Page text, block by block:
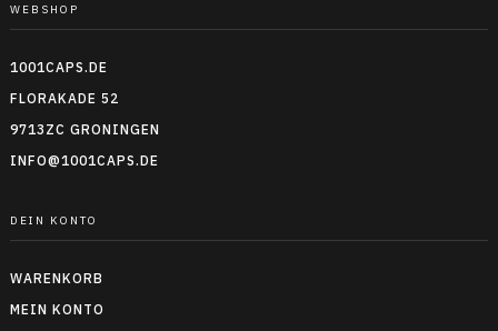
WEBSHOP
1001CAPS.DE
FLORAKADE 52
9713ZC GRONINGEN
INFO@1001CAPS.DE
DEIN KONTO
WARENKORB
MEIN KONTO